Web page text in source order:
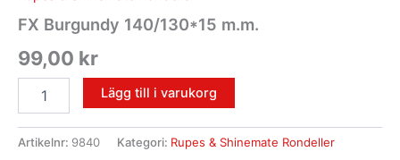
FX Burgundy 140/130*15 m.m.
99,00 kr
Lägg till i varukorg
Artikelnr: 9840 Kategori: Rupes & Shinemate Rondeller